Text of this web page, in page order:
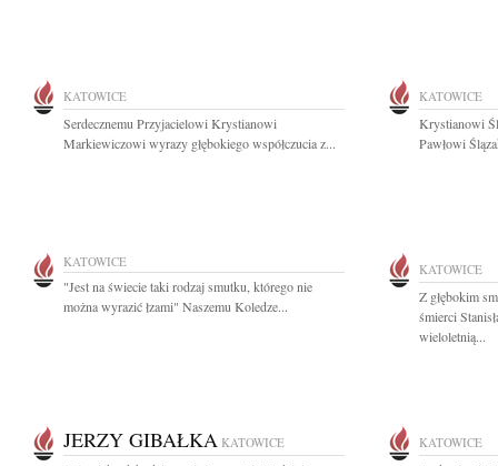
KATOWICE
Serdecznemu Przyjacielowi Krystianowi
Markiewiczowi wyrazy głębokiego współczucia z...
KATOWICE
Krystianowi
Pawłowi
KATOWICE
"Jest na świecie taki rodzaj smutku, którego nie
można wyrazić łzami" Naszemu Koledze...
KATOWICE
Z głębokim
śmierci
wieloletnią...
JERZY GIBAŁKA KATOWICE KATOWICE